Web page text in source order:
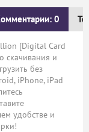
0
[Digital Card
скачивания и
без
iPhone, iPad
удобстве и